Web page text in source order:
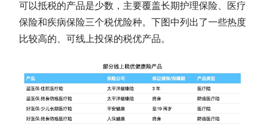
可以抵税的产品是少数，主要覆盖长期护理保险、医疗
保险和疾病保险三个税优险种。下图中列出了一些热度
比较高的、可线上投保的税优产品。